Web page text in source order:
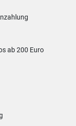
ab 200 Euro